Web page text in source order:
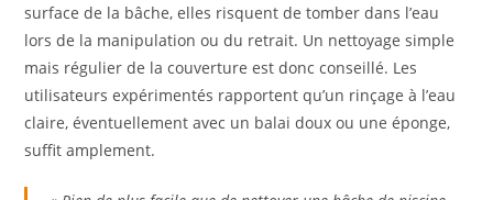
surface de la bâche, elles risquent de tomber dans l’eau
lors de la manipulation ou du retrait. Un nettoyage simple
mais régulier de la couverture est donc conseillé. Les
utilisateurs expérimentés rapportent qu’un rinçage à l’eau
claire, éventuellement avec un balai doux ou une éponge,
suffit amplement.